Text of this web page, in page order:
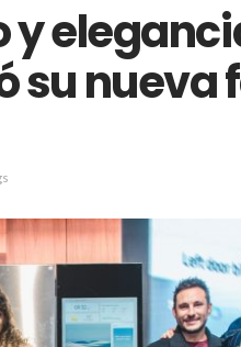
y
su nueva
piedra
la pantalla
sus 25
SALUD